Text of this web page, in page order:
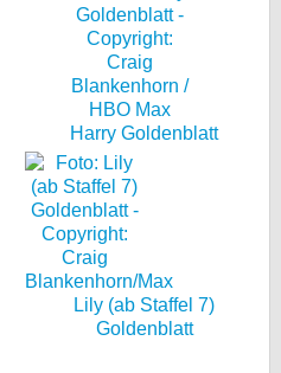
Harry Goldenblatt
Lily (ab Staffel 7)
Goldenblatt